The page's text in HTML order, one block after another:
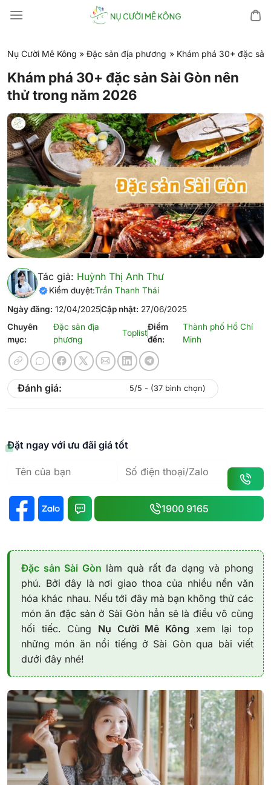
đến
dung
Nụ Cười Mê Kông » Đặc sản địa phương » Khám phá 30+ đặc
Khám phá 30+ đặc sản Sài Gòn nên
thử trong năm 2026
Tác giả: Huỳnh Thị Anh Thư
Kiểm duyệt:Trần Thanh Thái
Ngày đăng: 12/04/2025Cập nhật: 27/06/2025
Chuyên
mục:
Đặc sản địa
phương
Toplist
Điểm
đến:
Thành phố Hồ Chí
Minh
Đánh giá: 5/5 - (37 bình chọn)
Đặt ngay với ưu đãi giá tốt
1900 9165
Đặc sản Sài Gòn làm quà rất đa dạng và phong
phú. Bởi đây là nơi giao thoa của nhiều nền văn
hóa khác nhau. Nếu tới đây mà bạn không thử các
món ăn đặc sản ở Sài Gòn hẳn sẽ là điều vô cùng
hối tiếc. Cùng Nụ Cười Mê Kông xem lại top
những món ăn nổi tiếng ở Sài Gòn qua bài viết
dưới đây nhé!